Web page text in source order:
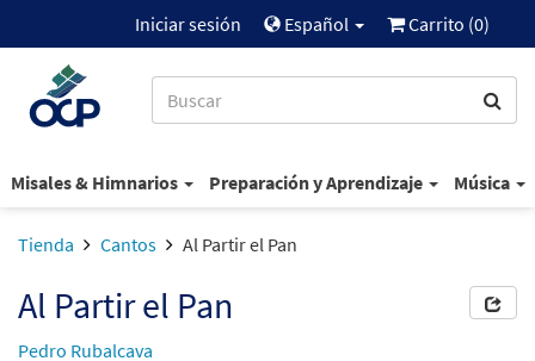
Iniciar sesión Español Carrito (0)
Misales & Himnarios Preparación y Aprendizaje Música
Tienda Cantos Al Partir el Pan
Al Partir el Pan
Pedro Rubalcava